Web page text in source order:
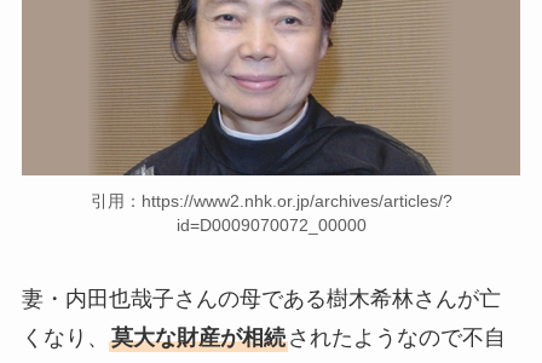
引用：https://www2.nhk.or.jp/archives/articles/?
id=D0009070072_00000
妻・内田也哉子さんの母である樹木希林さんが亡
くなり、 莫大な財産が相続されたようなので不自